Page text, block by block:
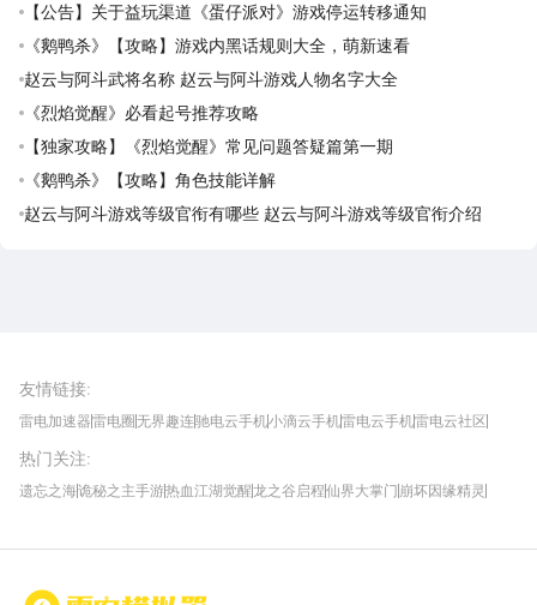
【公告】关于益玩渠道《蛋仔派对》游戏停运转移通知
《鹅鸭杀》【攻略】游戏内黑话规则大全，萌新速看
赵云与阿斗武将名称 赵云与阿斗游戏人物名字大全
《烈焰觉醒》必看起号推荐攻略
【独家攻略】《烈焰觉醒》常见问题答疑篇第一期
《鹅鸭杀》【攻略】角色技能详解
赵云与阿斗游戏等级官衔有哪些 赵云与阿斗游戏等级官衔介绍
友情链接:
雷电加速器雷电圈无界趣连驰电云手机小滴云手机雷电云手机雷电云社区
我爱vr网华军软件园
热门关注:
遗忘之海诡秘之主手游热血江湖觉醒龙之谷启程仙界大掌门 崩坏因缘精灵
首页